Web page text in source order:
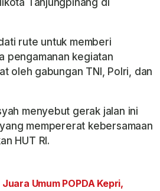
Tanjungpinang di
rute untuk memberi
pengamanan kegiatan
oleh gabungan TNI, Polri, dan
menyebut gerak jalan ini
mempererat kebersamaan
HUT RI.
Umum POPDA Kepri,